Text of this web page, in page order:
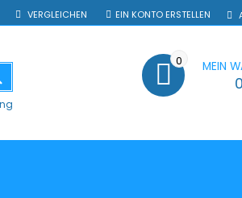
VERGLEICHEN EIN KONTO ERSTELLEN
MEIN
0